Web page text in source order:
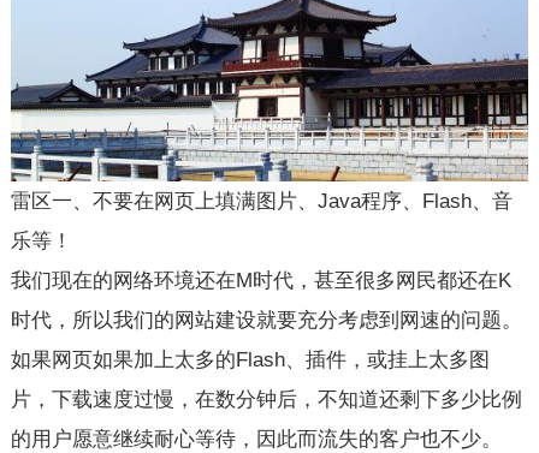
雷区一、不要在网页上填满图片、Java程序、Flash、音
乐等！
我们现在的网络环境还在M时代，甚至很多网民都还在K
时代，所以我们的网站建设就要充分考虑到网速的问题。
如果网页如果加上太多的Flash、插件，或挂上太多图
片，下载速度过慢，在数分钟后，不知道还剩下多少比例
的用户愿意继续耐心等待，因此而流失的客户也不少。